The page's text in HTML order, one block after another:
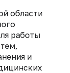
области
работы
и